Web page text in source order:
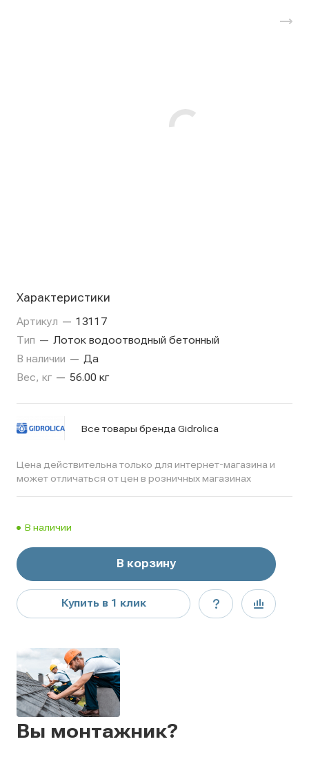
Характеристики
Артикул — 13117
Тип — Лоток водоотводный бетонный
В наличии — Да
Вес, кг — 56.00 кг
Все товары бренда Gidrolica
Цена действительна только для интернет-магазина и
может отличаться от цен в розничных магазинах
В наличии
В корзину
Купить в 1 клик
Вы монтажник?